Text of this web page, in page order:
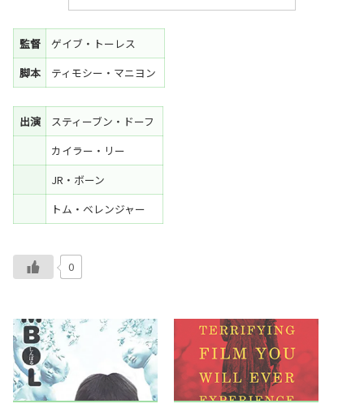
監督
ゲイブ・トーレス
脚本
ティモシー・マニヨン
出演
スティーブン・ドーフ
カイラー・リー
JR・ボーン
トム・ベレンジャー
0